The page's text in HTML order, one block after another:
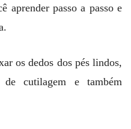
aprender passo a passo e
os dedos dos pés lindos,
cutilagem e também